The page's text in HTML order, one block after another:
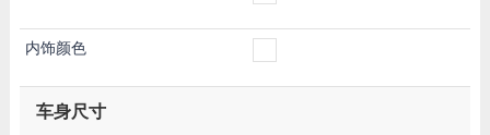
内饰颜色
车身尺寸